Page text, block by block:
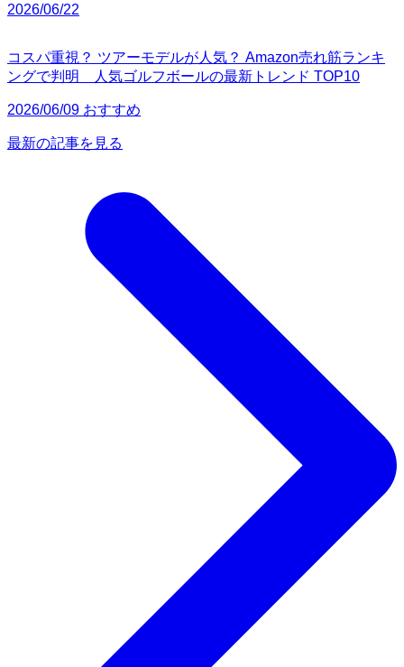
2026/06/22
コスパ重視？ ツアーモデルが人気？ Amazon売れ筋ランキ
ングで判明 人気ゴルフボールの最新トレンド TOP10
2026/06/09 おすすめ
最新の記事を見る